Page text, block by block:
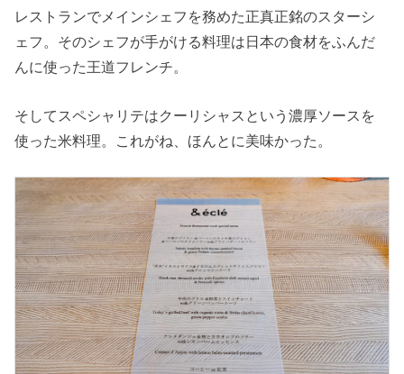
レストランでメインシェフを務めた正真正銘のスターシ
ェフ。そのシェフが手がける料理は日本の食材をふんだ
んに使った王道フレンチ。
そしてスペシャリテはクーリシャスという濃厚ソースを
使った米料理。これがね、ほんとに美味かった。